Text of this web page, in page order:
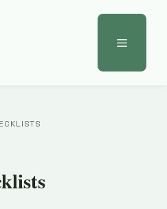
Menu